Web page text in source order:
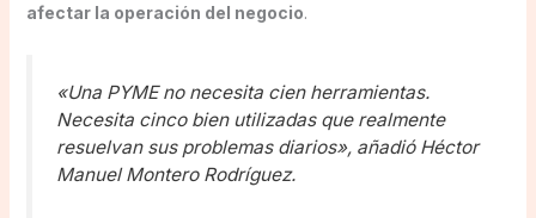
afectar la operación del negocio.
«Una PYME no necesita cien herramientas.
Necesita cinco bien utilizadas que realmente
resuelvan sus problemas diarios», añadió Héctor
Manuel Montero Rodríguez.